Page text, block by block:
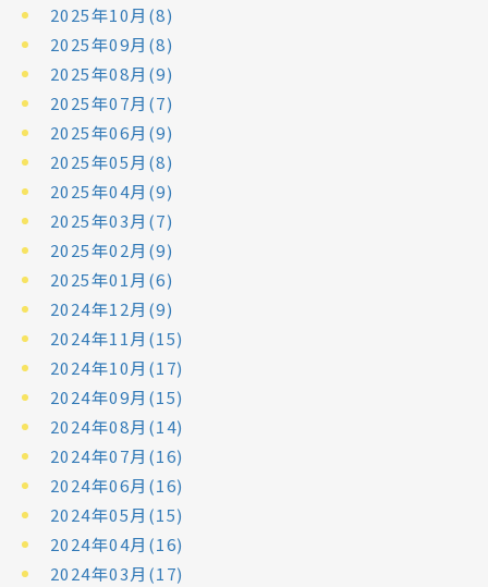
2025年10月(8)
2025年09月(8)
2025年08月(9)
2025年07月(7)
2025年06月(9)
2025年05月(8)
2025年04月(9)
2025年03月(7)
2025年02月(9)
2025年01月(6)
2024年12月(9)
2024年11月(15)
2024年10月(17)
2024年09月(15)
2024年08月(14)
2024年07月(16)
2024年06月(16)
2024年05月(15)
2024年04月(16)
2024年03月(17)